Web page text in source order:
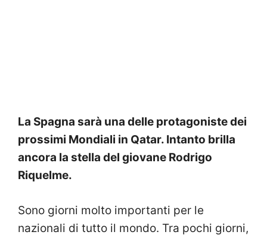
La Spagna sarà una delle protagoniste dei
prossimi Mondiali in Qatar. Intanto brilla
ancora la stella del giovane Rodrigo
Riquelme.
Sono giorni molto importanti per le
nazionali di tutto il mondo. Tra pochi giorni,